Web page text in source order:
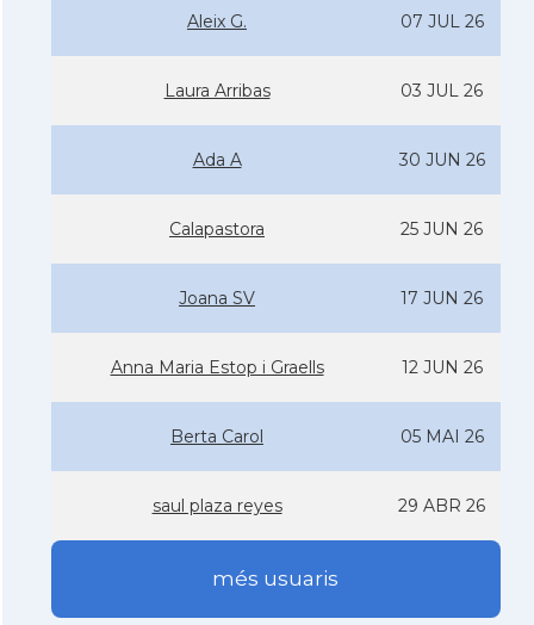
Aleix G. 07 JUL 26
Laura Arribas 03 JUL 26
Ada A 30 JUN 26
Calapastora 25 JUN 26
Joana SV 17 JUN 26
Anna Maria Estop i Graells 12 JUN 26
Berta Carol 05 MAI 26
saul plaza reyes 29 ABR 26
més usuaris